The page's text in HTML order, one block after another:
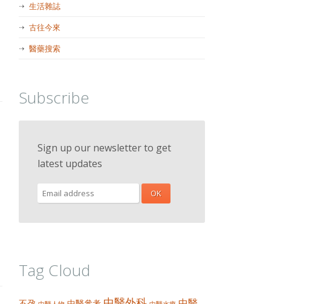
生活雜誌
古往今來
醫藥搜索
Subscribe
Sign up our newsletter to get
latest updates
Tag Cloud